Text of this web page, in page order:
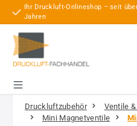
Zum Hauptinhalt springen
Ihr Druckluft-Onlineshop – seit
Jahren
Druckluftzubehör Ventile
Mini Magnetventile